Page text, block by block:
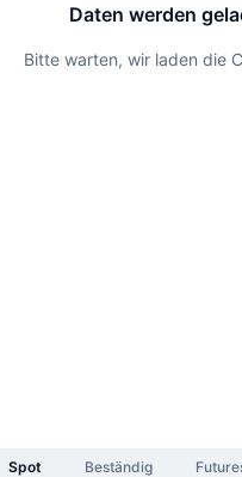
Daten werden
Bitte warten, wir laden die
Spot Beständig